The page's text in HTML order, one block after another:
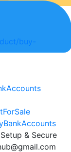
buy-
& Secure